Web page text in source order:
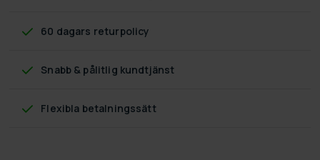
60 dagars returpolicy
Snabb & pålitlig kundtjänst
Flexibla betalningssätt